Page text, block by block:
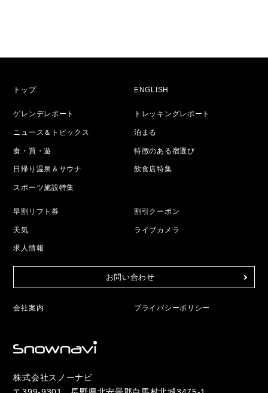
トップ ENGLISH
ゲレンデレポート トレッキングレポート
ニュース＆トピックス 泊まる
食・買・遊 特徴のある宿選び
日帰り温泉＆サウナ 飲食店特集
スポーツ施設特集
早割リフト券 割引クーポン
天気 ライブカメラ
求人情報
お問い合わせ
会社案内 プライバシーポリシー
株式会社スノーナビ